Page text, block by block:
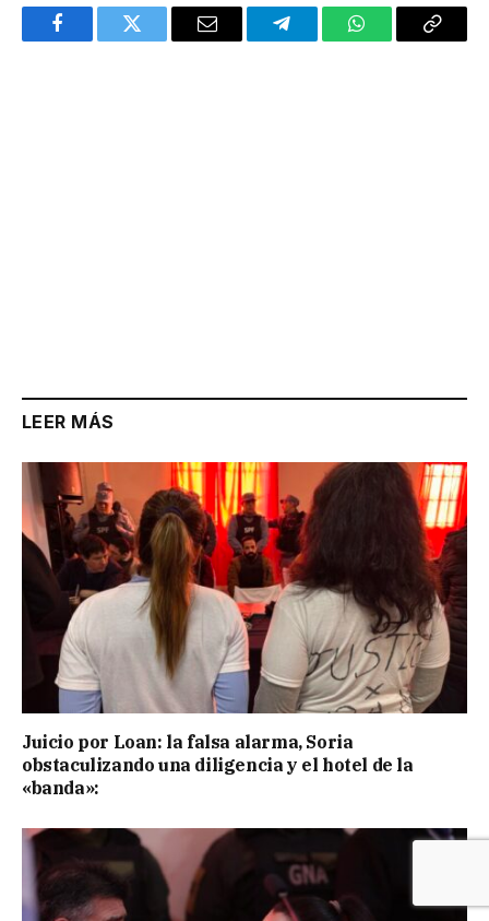
FacebookTwitter Email TelegramWhatsAppCopy
LEER MÁS
Juicio por Loan: la falsa alarma, Soria
obstaculizando una diligencia y el hotel de la
«banda»: